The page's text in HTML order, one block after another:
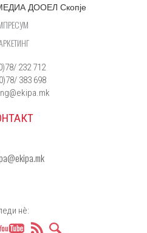
ДООЕЛ Скопје
232 712
383 698
нè: